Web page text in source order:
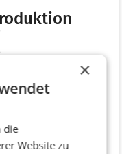
×
die
Website zu